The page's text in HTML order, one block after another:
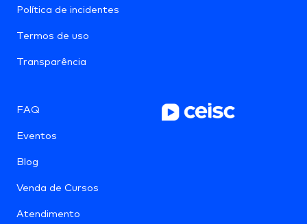
Política de incidentes
Termos de uso
Transparência
FAQ
Eventos
Blog
Venda de Cursos
Atendimento